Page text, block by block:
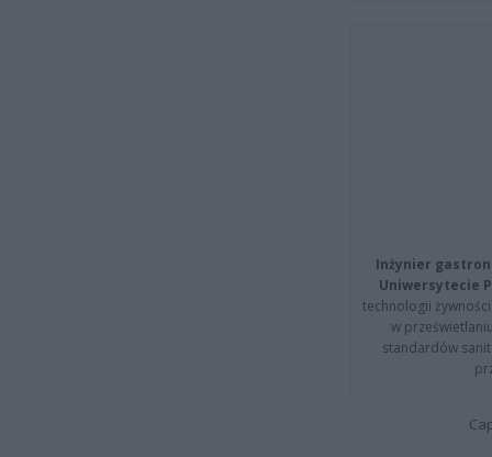
Inżynier
Uniwersytecie
technologii
w
standardów